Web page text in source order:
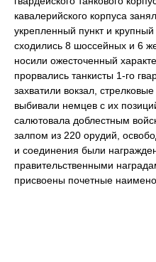
кавалерийского корпуса
укрепленный пункт и
сходились 8 шоссейных и 6
носили ожесточенный
прорвались танкисты 1-го
захватили вокзал,
выбивали немцев с их
салютовала доблестным
залпом из 220 орудий,
и соединения были
правительственными
присвоены почетные